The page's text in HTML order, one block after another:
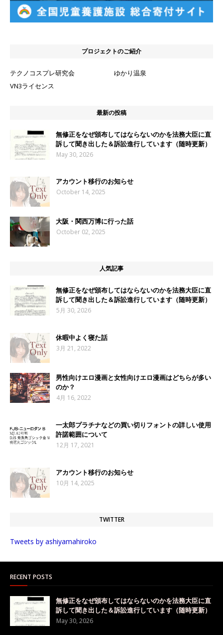
プロジェクトのご紹介
テクノコスプレ研究会
ゆかり温泉
VN3ライセンス
最新の投稿
無修正をなぜ頒布してはならないのかを法務大臣に直
訴して聞き出した＆訴訟進行しています（随時更新）
May 30, 2026
アカウント移行のお知らせ
October 14, 2025
大阪・関西万博に行った話
October 02, 2025
人気記事
無修正をなぜ頒布してはならないのかを法務大臣に直
訴して聞き出した＆訴訟進行しています（随時更新）
5月 30, 2026
休暇中よく寝た話
3月 21, 2022
男性向けエロ漫画と女性向けエロ漫画はどちらが多い
のか？
4月 16, 2022
一太郎プラチナなどの買い切りフォントの詳しい使用
許諾範囲について
12月 17, 2021
アカウント移行のお知らせ
10月 14, 2025
TWITTER
Tweets by ashiyamahiroko
RECENT POSTS
無修正をなぜ頒布してはならないのかを法務大臣に直
訴して聞き出した＆訴訟進行しています（随時更新）
May 30, 2026